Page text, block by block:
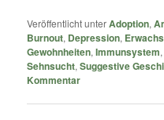
Veröffentlicht unterAdoption,
Burnout, Depression,
Gewohnheiten,Immunsystem,
Sehnsucht,Suggestive
Kommentar